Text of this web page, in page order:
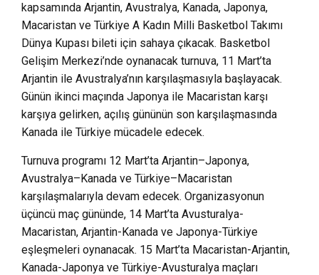
kapsamında Arjantin, Avustralya, Kanada, Japonya,
Macaristan ve Türkiye A Kadın Milli Basketbol Takımı
Dünya Kupası bileti için sahaya çıkacak. Basketbol
Gelişim Merkezi’nde oynanacak turnuva, 11 Mart’ta
Arjantin ile Avustralya’nın karşılaşmasıyla başlayacak.
Günün ikinci maçında Japonya ile Macaristan karşı
karşıya gelirken, açılış gününün son karşılaşmasında
Kanada ile Türkiye mücadele edecek.
Turnuva programı 12 Mart’ta Arjantin–Japonya,
Avustralya–Kanada ve Türkiye–Macaristan
karşılaşmalarıyla devam edecek. Organizasyonun
üçüncü maç gününde, 14 Mart’ta Avusturalya-
Macaristan, Arjantin-Kanada ve Japonya-Türkiye
eşleşmeleri oynanacak. 15 Mart’ta Macaristan-Arjantin,
Kanada-Japonya ve Türkiye-Avusturalya maçları